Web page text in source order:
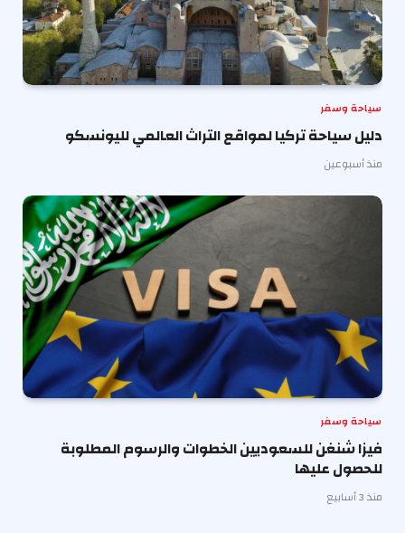
سياحة وسفر
دليل سياحة تركيا لمواقع التراث العالمي لليونسكو
منذ أسبوعين
سياحة وسفر
فيزا شنغن للسعوديين الخطوات والرسوم المطلوبة
للحصول عليها
منذ 3 أسابيع